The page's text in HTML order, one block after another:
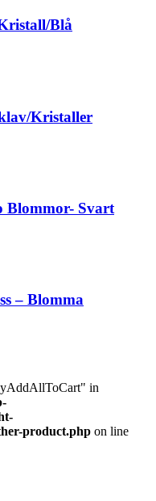
Blå
Kristaller
Blommor- Svart
– Blomma
in
product.php on line